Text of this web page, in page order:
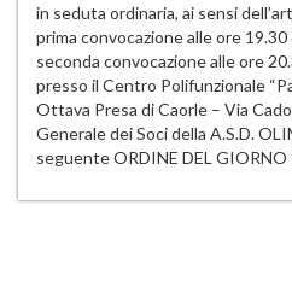
in seduta ordinaria, ai sensi
prima convocazione alle ore
seconda convocazione alle ore
presso il Centro Polifunzionale
Ottava Presa di Caorle – Via
Generale dei Soci della A.S.D.
seguente ORDINE DEL